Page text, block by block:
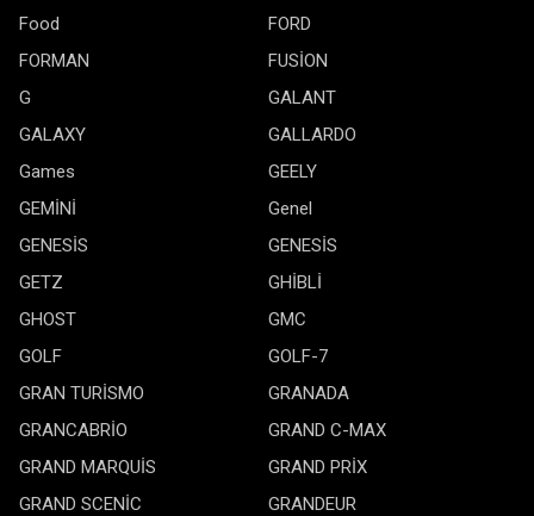
Food
FORD
FORMAN
FUSİON
G
GALANT
GALAXY
GALLARDO
Games
GEELY
GEMİNİ
Genel
GENESİS
GENESİS
GETZ
GHİBLİ
GHOST
GMC
GOLF
GOLF-7
GRAN TURİSMO
GRANADA
GRANCABRİO
GRAND C-MAX
GRAND MARQUİS
GRAND PRİX
GRAND SCENİC
GRANDEUR